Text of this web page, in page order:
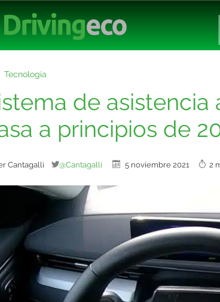
Tecnología
de
a principios de
Cantagalli @Cantagalli 5 noviembre 2021 2